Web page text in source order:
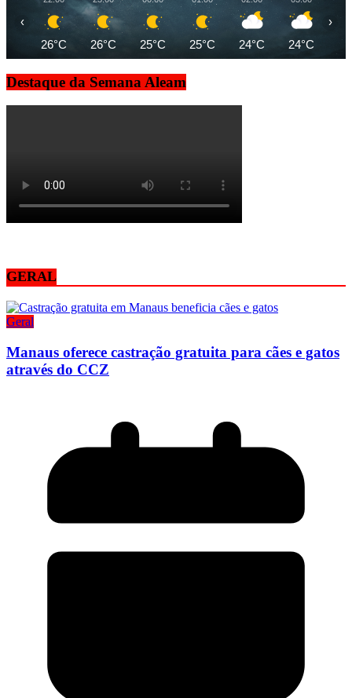
26°C 26°C 25°C 25°C 24°C 24°C
‹ ›
Destaque da Semana Aleam
GERAL
Geral
Manaus oferece castração gratuita para cães e gatos
através do CCZ